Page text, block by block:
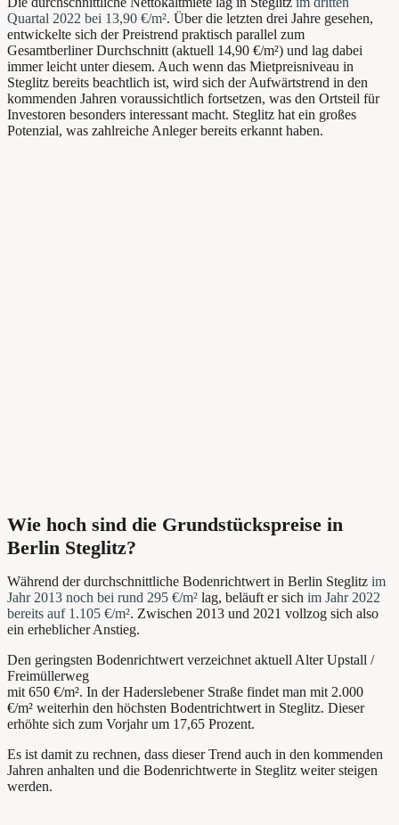
Quartal 2022 bei 13,90 €/m². Über die letzten drei Jahre gesehen,
entwickelte sich der Preistrend praktisch parallel zum
Gesamtberliner Durchschnitt (aktuell 14,90 €/m²) und lag dabei
immer leicht unter diesem. Auch wenn das Mietpreisniveau in
Steglitz bereits beachtlich ist, wird sich der Aufwärtstrend in den
kommenden Jahren voraussichtlich fortsetzen, was den Ortsteil für
Investoren besonders interessant macht. Steglitz hat ein großes
Potenzial, was zahlreiche Anleger bereits erkannt haben.
Wie hoch sind die Grundstückspreise in
Berlin Steglitz?
Während der durchschnittliche Bodenrichtwert in Berlin Steglitz im
Jahr 2013 noch bei rund 295 €/m² lag, beläuft er sich im Jahr 2022
bereits auf 1.105 €/m². Zwischen 2013 und 2021 vollzog sich also
ein erheblicher Anstieg.
Den geringsten Bodenrichtwert verzeichnet aktuell Alter Upstall /
Freimüllerweg
mit 650 €/m². In der Haderslebener Straße findet man mit 2.000
€/m² weiterhin den höchsten Bodentrichtwert in Steglitz. Dieser
erhöhte sich zum Vorjahr um 17,65 Prozent.
Es ist damit zu rechnen, dass dieser Trend auch in den kommenden
Jahren anhalten und die Bodenrichtwerte in Steglitz weiter steigen
werden.